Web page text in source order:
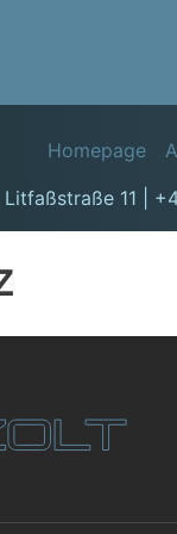
Homepage
Litfaßstraße 11